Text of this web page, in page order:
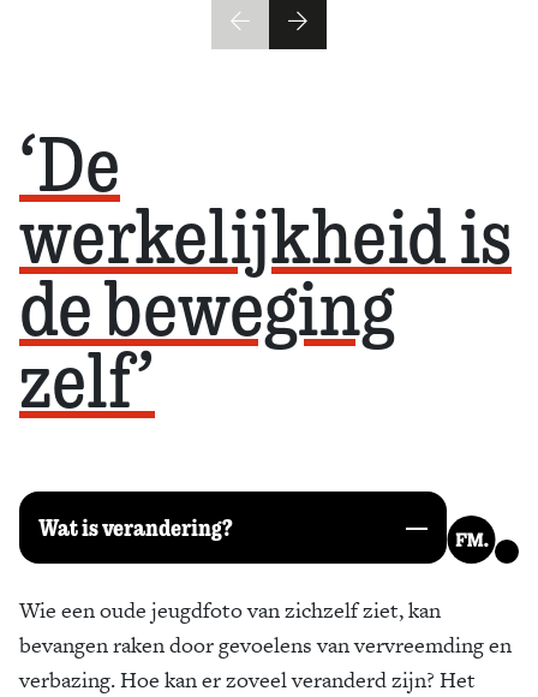
‘De
werkelijkheid is
de beweging
zelf’
Wat is verandering?
Wie een oude jeugdfoto van zichzelf ziet, kan
bevangen raken door gevoelens van vervreemding en
verbazing. Hoe kan er zoveel veranderd zijn? Het